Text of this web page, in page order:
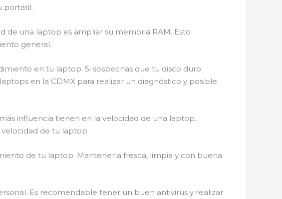
portátil.
de una laptop es ampliar su memoria RAM. Esto
general.
en tu laptop. Si sospechas que tu disco duro
en la CDMX para realizar un diagnóstico y posible
influencia tienen en la velocidad de una laptop.
de tu laptop.
de tu laptop. Mantenerla fresca, limpia y con buena
Es recomendable tener un buen antivirus y realizar